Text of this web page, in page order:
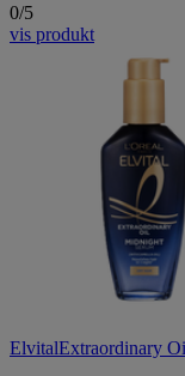
0/5
vis produkt
ElvitalExtraordinary